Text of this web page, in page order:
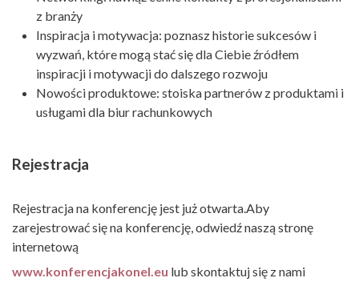
z branży
Inspiracja i motywacja: poznasz historie sukcesów i
wyzwań, które mogą stać się dla Ciebie źródłem
inspiracji i motywacji do dalszego rozwoju
Nowości produktowe: stoiska partnerów z produktami i
usługami dla biur rachunkowych
Rejestracja
Rejestracja na konferencję jest już otwarta.Aby
zarejestrować się na konferencję, odwiedź naszą stronę
internetową
www.konferencjakonel.eu lub skontaktuj się z nami